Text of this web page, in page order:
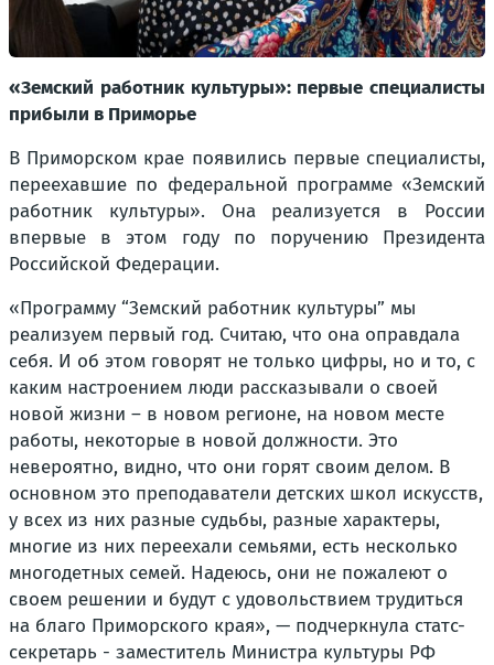
«Земский работник культуры»: первые специалисты
прибыли в Приморье
В Приморском крае появились первые специалисты,
переехавшие по федеральной программе «Земский
работник культуры». Она реализуется в России
впервые в этом году по поручению Президента
Российской Федерации.
«Программу “Земский работник культуры” мы
реализуем первый год. Считаю, что она оправдала
себя. И об этом говорят не только цифры, но и то, с
каким настроением люди рассказывали о своей
новой жизни – в новом регионе, на новом месте
работы, некоторые в новой должности. Это
невероятно, видно, что они горят своим делом. В
основном это преподаватели детских школ искусств,
у всех из них разные судьбы, разные характеры,
многие из них переехали семьями, есть несколько
многодетных семей. Надеюсь, они не пожалеют о
своем решении и будут с удовольствием трудиться
на благо Приморского края», — подчеркнула статс-
секретарь - заместитель Министра культуры РФ